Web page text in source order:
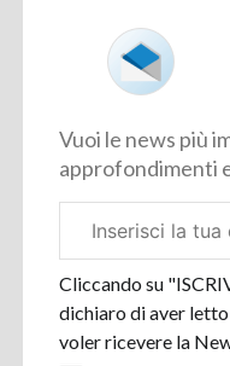
Vuoi le news più
approfondimenti
aziendale
Cliccando su
dichiaro di aver
voler ricevere la